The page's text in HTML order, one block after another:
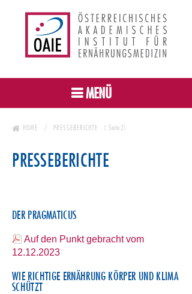
MENÜ
HOME PRESSEBERICHTE (: Seite 2)
PRESSEBERICHTE
DER PRAGMATICUS
Auf den Punkt gebracht vom
12.12.2023
WIE RICHTIGE ERNÄHRUNG KÖRPER UND KLIMA
SCHÜTZT